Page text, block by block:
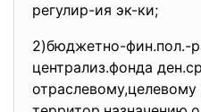
регулир-ия эк-ки;
2)бюджетно-фин.пол.-
централиз.фонда
отраслевому,целевому